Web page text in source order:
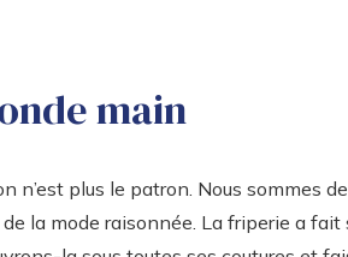
main
n’est plus le patron. Nous sommes
la mode raisonnée. La friperie a fait